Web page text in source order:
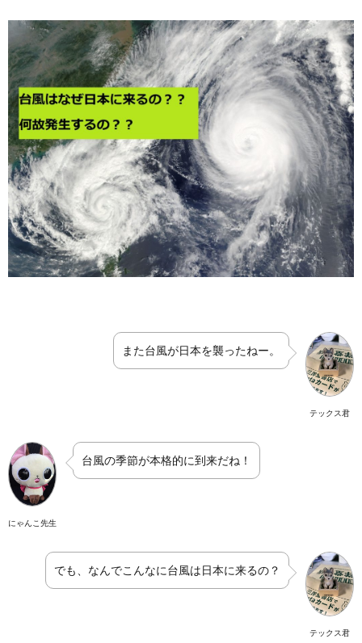
テックス君
また台風が日本を襲ったねー。
にゃんこ先生
台風の季節が本格的に到来だね！
テックス君
でも、なんでこんなに台風は日本に来るの？